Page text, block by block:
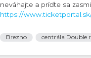
neváhajte a príďte sa
https://
Brezno centrála Double